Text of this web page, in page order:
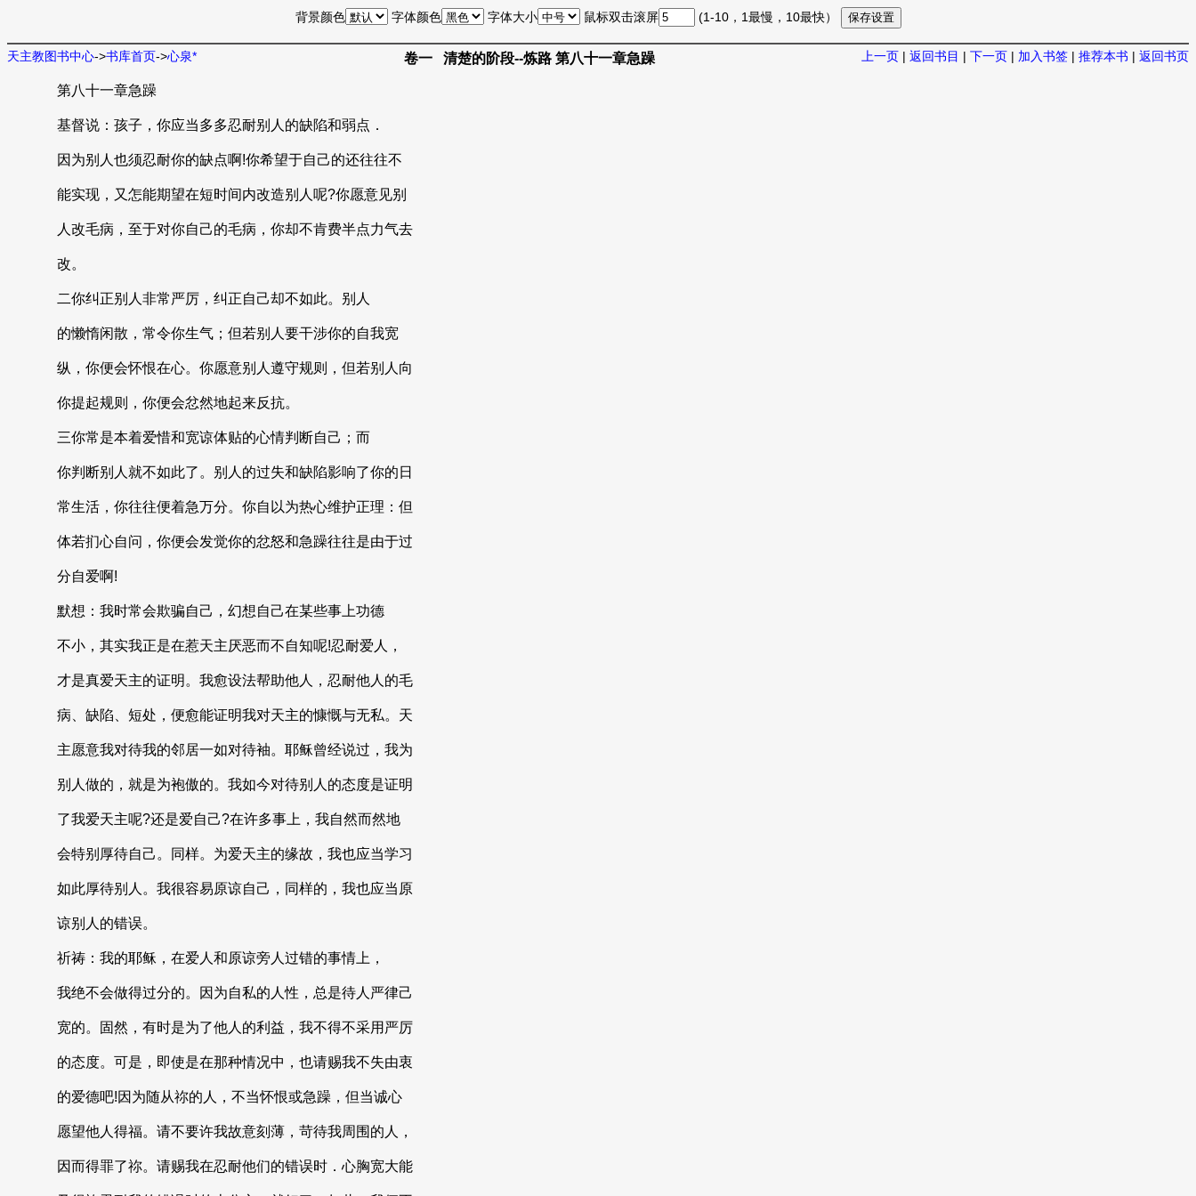
背景颜色 字体颜色 字体大小 鼠标双击滚屏 (1-10，1最慢，10最快）
天主教图书中心->书库首页->心泉* 上一页 | 返回书目 | 下一页 | 加入书签 | 推荐本书 | 返回书页
卷一 清楚的阶段--炼路 第八十一章急躁
第八十一章急躁
基督说：孩子，你应当多多忍耐别人的缺陷和弱点．
因为别人也须忍耐你的缺点啊!你希望于自己的还往往不
能实现，又怎能期望在短时间内改造别人呢?你愿意见别
人改毛病，至于对你自己的毛病，你却不肯费半点力气去
改。
二你纠正别人非常严厉，纠正自己却不如此。别人
的懒惰闲散，常令你生气；但若别人要干涉你的自我宽
纵，你便会怀恨在心。你愿意别人遵守规则，但若别人向
你提起规则，你便会忿然地起来反抗。
三你常是本着爱惜和宽谅体贴的心情判断自己；而
你判断别人就不如此了。别人的过失和缺陷影响了你的日
常生活，你往往便着急万分。你自以为热心维护正理：但
体若扪心自问，你便会发觉你的忿怒和急躁往往是由于过
分自爱啊!
默想：我时常会欺骗自己，幻想自己在某些事上功德
不小，其实我正是在惹天主厌恶而不自知呢!忍耐爱人，
才是真爱天主的证明。我愈设法帮助他人，忍耐他人的毛
病、缺陷、短处，便愈能证明我对天主的慷慨与无私。天
主愿意我对待我的邻居一如对待袖。耶稣曾经说过，我为
别人做的，就是为袍傲的。我如今对待别人的态度是证明
了我爱天主呢?还是爱自己?在许多事上，我自然而然地
会特别厚待自己。同样。为爱天主的缘故，我也应当学习
如此厚待别人。我很容易原谅自己，同样的，我也应当原
谅别人的错误。
祈祷：我的耶稣，在爱人和原谅旁人过错的事情上，
我绝不会做得过分的。因为自私的人性，总是待人严律己
宽的。固然，有时是为了他人的利益，我不得不采用严厉
的态度。可是，即使是在那种情况中，也请赐我不失由衷
的爱德吧!因为随从祢的人，不当怀恨或急躁，但当诚心
愿望他人得福。请不要许我故意刻薄，苛待我周围的人，
因而得罪了祢。请赐我在忍耐他们的错误时．心胸宽大能